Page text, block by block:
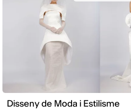
Disseny de Moda i Estilisme